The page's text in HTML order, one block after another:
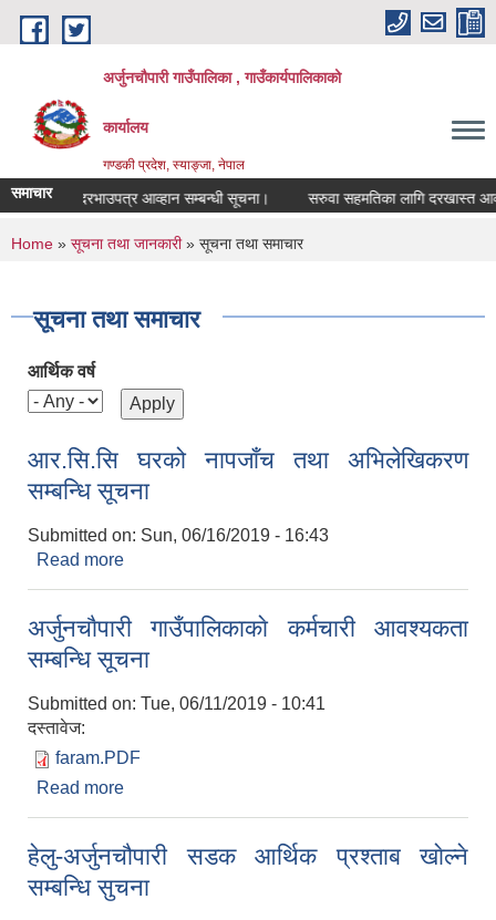
Skip to main content
अर्जुनचौपारी गाउँपालिका , गाउँकार्यपालिकाको
कार्यालय
गण्डकी प्रदेश, स्याङ्जा, नेपाल
समाचारदरभाउपत्र आव्हान सम्बन्धी सूचना। सरुवा सहमतिका लागि दरखास्त आव्हान
You are here
Home » सूचना तथा जानकारी» सूचना तथा समाचार
सूचना तथा समाचार
आर्थिक वर्ष
आर.सि.सि घरको नापजाँच तथा अभिलेखिकरण
सम्बन्धि सूचना
Submitted on: Sun, 06/16/2019 - 16:43
Read more
अर्जुनचाैपारी गाउँपालिकाकाे कर्मचारी आवश्यकता
सम्बन्धि सूचना
Submitted on: Tue, 06/11/2019 - 10:41
दस्तावेज:
faram.PDF
Read more
हेलु-अर्जुनचौपारी सडक आर्थिक प्रश्ताब खाेल्ने
सम्बन्धि सुचना